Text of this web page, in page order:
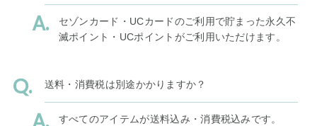
セゾンカード・UCカードのご利用で貯まった永久不
滅ポイント・UCポイントがご利用いただけます。
送料・消費税は別途かかりますか？
すべてのアイテムが送料込み・消費税込みです。